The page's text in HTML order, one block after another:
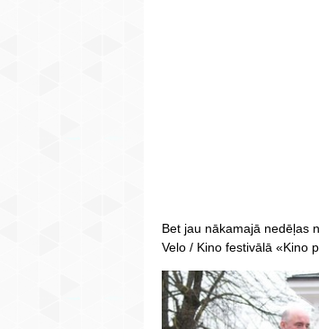
Bet jau nākamajā nedēļas
Velo / Kino festivālā «Kino